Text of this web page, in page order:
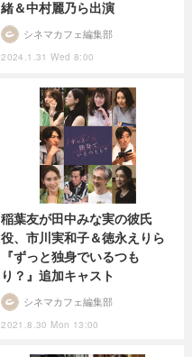
緒＆中村麗乃ら出演
2024.1.31 Wed 8:00
シネマカフェ編集部
稲葉友が田中みな実の彼氏
役、市川実和子＆徳永えりら
『ずっと独身でいるつも
り？』追加キャスト
2021.8.30 Mon 13:00
シネマカフェ編集部